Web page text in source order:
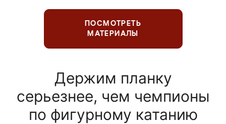
ПОСМОТРЕТЬ
МАТЕРИАЛЫ
Держим планку
серьезнее, чем чемпионы
по фигурному катанию